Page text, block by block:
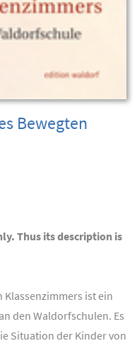
Bewegten
Thus its description is
Klassenzimmers ist ein
den Waldorfschulen. Es
Situation der Kinder von